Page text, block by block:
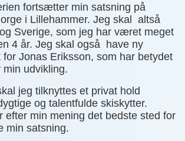
fortsætter min satsning på
i Lillehammer. Jeg skal altså
Sverige, som jeg har været meget
4 år. Jeg skal også have ny
Jonas Eriksson, som har betydet
min udvikling.
jeg tilknyttes et privat hold
og talentfulde skiskytter.
efter min mening det bedste sted for
min satsning.